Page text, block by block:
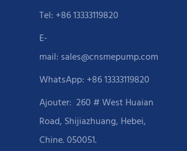
Tel: +86 13333119820
E-
mail: sales@cnsmepump.com
WhatsApp: +86 13333119820
Ajouter: 260 # West Huaian
Road, Shijiazhuang, Hebei,
Chine. 050051.